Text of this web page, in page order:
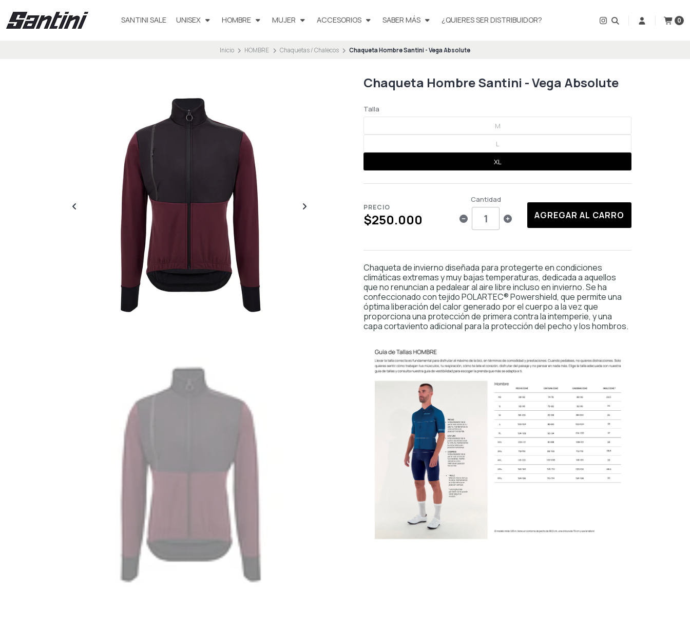
SANTINI SALE UNISEX HOMBRE MUJER ACCESORIOS SABER MÁS ¿QUIERES SER DISTRIBUIDOR? 0
Inicio HOMBRE Chaquetas / Chalecos Chaqueta Hombre Santini - Vega Absolute
Chaqueta Hombre Santini - Vega Absolute
Talla
M
L
XL
PRECIO
$250.000
Cantidad
AGREGAR AL CARRO
Chaqueta de invierno diseñada para protegerte en condiciones
climáticas extremas y muy bajas temperaturas, dedicada a aquellos
que no renuncian a pedalear al aire libre incluso en invierno. Se ha
confeccionado con tejido POLARTEC® Powershield, que permite una
óptima liberación del calor generado por el cuerpo a la vez que
proporciona una protección de primera contra la intemperie, y una
capa cortaviento adicional para la protección del pecho y los hombros.